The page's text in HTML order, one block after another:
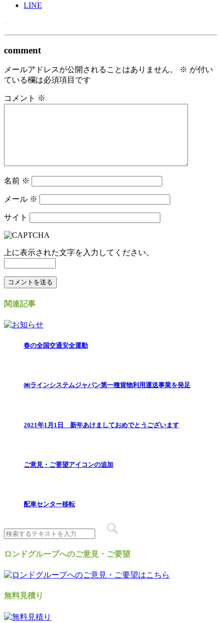
LINE
-
comment
メールアドレスが公開されることはありません。 ※ が付い
ている欄は必須項目です
コメント ※
名前 ※
メール ※
サイト
上に表示された文字を入力してください。
関連記事
春の全国交通安全運動
㈱ラインシステムジャパン第一種貨物利用運送事業を発足
2021年1月1日 新年あけましておめでとうございます
ご意見・ご要望アイコンの追加
配車センター移転
ロンドグループへのご意見・ご要望
無料見積り